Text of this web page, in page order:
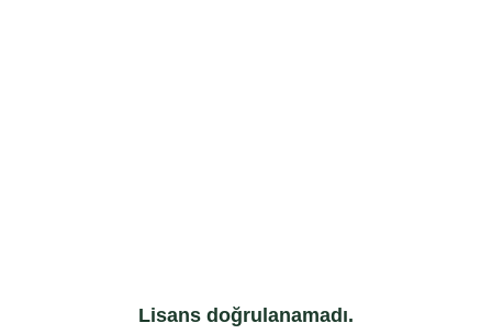
Lisans doğrulanamadı.